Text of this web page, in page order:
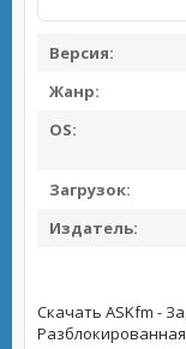
Версия:
Жанр:
OS:
Загрузок:
Издатель:
Скачать ASKfm -
Разблокированная